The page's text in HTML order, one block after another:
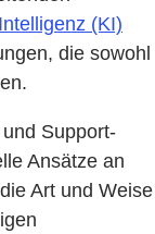
(KI)
die sowohl
Support-
Ansätze an
Art und Weise